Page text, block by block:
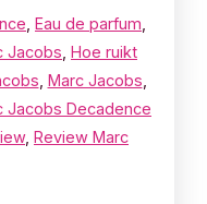
, Eau de parfum,
Jacobs, Hoe ruikt
, Marc Jacobs,
Jacobs Decadence
, Review Marc